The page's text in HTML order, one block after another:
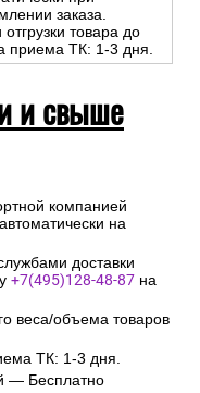
заказа.
товара до
приема ТК: 1-3 дня.
и свыше
компанией
на
доставки
+7(495)128-48-87 на
веса/объема товаров
ТК: 1-3 дня.
— Бесплатно